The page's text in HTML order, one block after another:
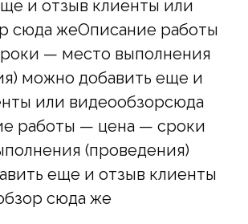
и отзыв клиенты или
сюда жеОписание работы
— место выполнения
можно добавить еще и
или видеообзорсюда
работы — цена — сроки
(проведения)
еще и отзыв клиенты
сюда же